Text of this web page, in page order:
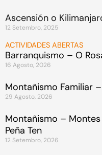
Ascensión o
12 Setembro, 2025
ACTIVIDADES ABERTAS
Barranquismo – O
16 Agosto, 2026
Montañismo Familiar
29 Agosto, 2026
Montañismo –
Peña Ten
12 Setembro, 2026